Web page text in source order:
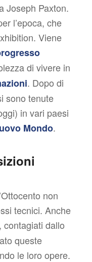
Joseph Paxton.
l’epoca, che
Viene
di vivere in
. Dopo di
sono tenute
in vari paesi
Mondo.
non
tecnici. Anche
contagiati dallo
queste
le loro opere.